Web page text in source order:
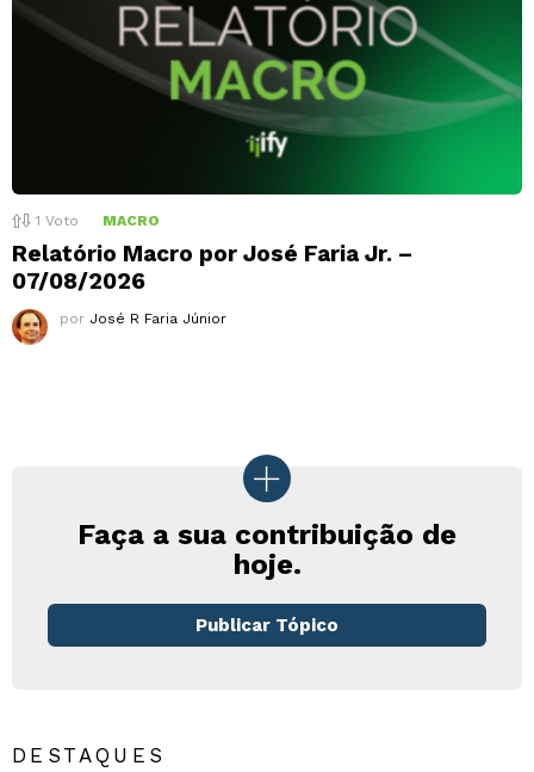
1 Voto MACRO
Relatório Macro por José Faria Jr. –
07/08/2026
por José R Faria Júnior
Faça a sua contribuição de
hoje.
Publicar Tópico
DESTAQUES